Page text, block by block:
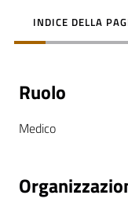
C
a
r
t
d
e
INDICE DELLA
Ruolo
Medico